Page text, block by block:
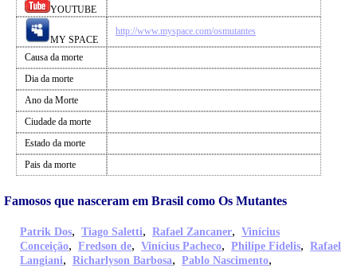
YOUTUBE
MY SPACE
http://www.myspace.com/osmutantes
Causa da morte
Dia da morte
Ano da Morte
Ciudade da morte
Estado da morte
Pais da morte
Famosos que nasceram em Brasil como Os Mutantes
Patrik Dos, Tiago Saletti, Rafael Zancaner, Vinícius
Conceição, Fredson de, Vinícius Pacheco, Philipe Fidelis, Rafael
Langiani, Richarlyson Barbosa, Pablo Nascimento,